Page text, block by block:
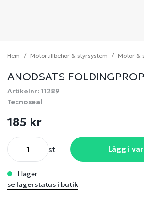
Hem Motortillbehör & styrsystem Motor &
ANODSATS
Artikelnr: 11289
Tecnoseal
185 kr
st Lägg i
i lager
se lagerstatus i butik